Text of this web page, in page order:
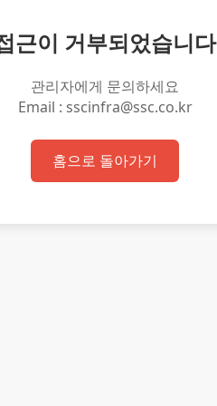
근이 거부되었습니다
관리자에게 문의하세요
Email : sscinfra@ssc.co.kr
홈으로 돌아가기